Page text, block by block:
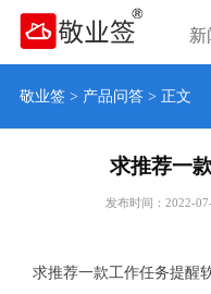
新
敬业签> 产品问答> 正文
求推荐一
发布时间：2022-
求推荐一款工作任务提醒